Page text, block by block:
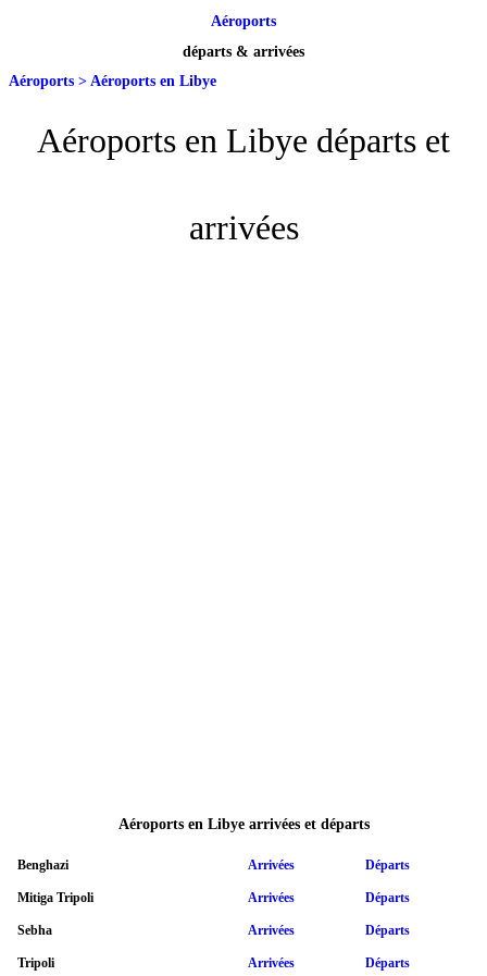
Aéroports
départs & arrivées
Aéroports > Aéroports en Libye
Aéroports en Libye départs et
arrivées
Aéroports en Libye arrivées et départs
Benghazi Arrivées Départs
Mitiga Tripoli Arrivées Départs
Sebha Arrivées Départs
Tripoli Arrivées Départs